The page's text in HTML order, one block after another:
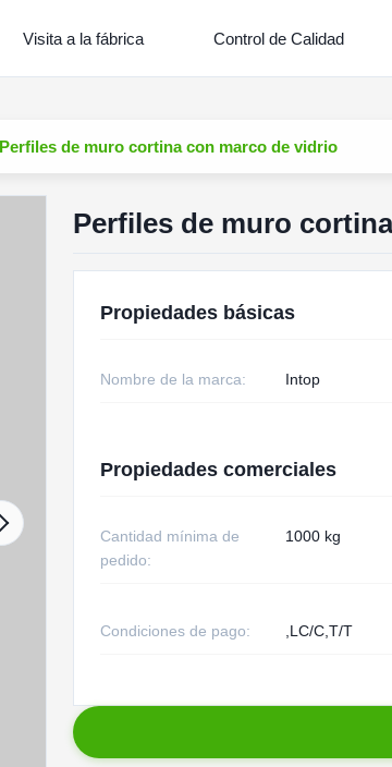
Visita a la fábrica Control de Calidad
Perfiles de muro cortina con marco de vidrio
Perfiles de muro
Propiedades básicas
Nombre de la marca: Intop
Propiedades comerciales
Cantidad mínima de
pedido:
1000 kg
Condiciones de pago: ,LC/C,T/T